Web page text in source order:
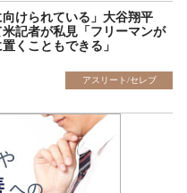
向けられている」大谷翔平
記者が私見「フリーマンが
くこともできる」
アスリート/セレブ